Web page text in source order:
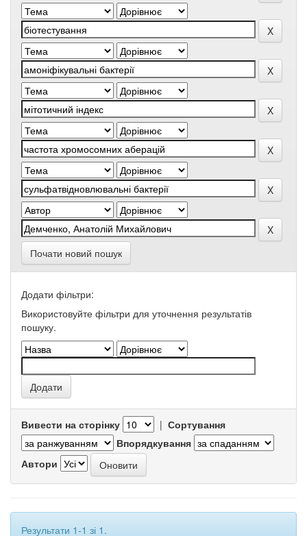
Почати новий пошук
Додати фільтри:
Використовуйте фільтри для уточнення результатів
пошуку.
Вивести на сторінку | Сортування
Впорядкування
Автори
Результати 1-1 зі 1.